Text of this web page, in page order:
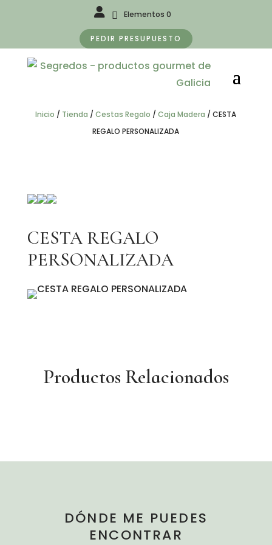
Elementos 0
PEDIR PRESUPUESTO
Inicio / Tienda /Cestas Regalo /Caja Madera /CESTA
REGALO PERSONALIZADA
CESTA REGALO
PERSONALIZADA
Productos Relacionados
DÓNDE ME PUEDES
ENCONTRAR